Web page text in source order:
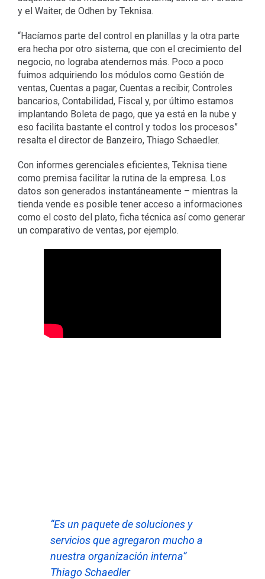
y el Waiter, de Odhen by Teknisa.
“Hacíamos parte del control en planillas y la otra parte
era hecha por otro sistema, que con el crecimiento del
negocio, no lograba atendernos más. Poco a poco
fuimos adquiriendo los módulos como Gestión de
ventas, Cuentas a pagar, Cuentas a recibir, Controles
bancarios, Contabilidad, Fiscal y, por último estamos
implantando Boleta de pago, que ya está en la nube y
eso facilita bastante el control y todos los procesos”
resalta el director de Banzeiro, Thiago Schaedler.
Con informes gerenciales eficientes, Teknisa tiene
como premisa facilitar la rutina de la empresa. Los
datos son generados instantáneamente – mientras la
tienda vende es posible tener acceso a informaciones
como el costo del plato, ficha técnica así como generar
un comparativo de ventas, por ejemplo.
“Es un paquete de soluciones y
servicios que agregaron mucho a
nuestra organización interna”
Thiago Schaedler